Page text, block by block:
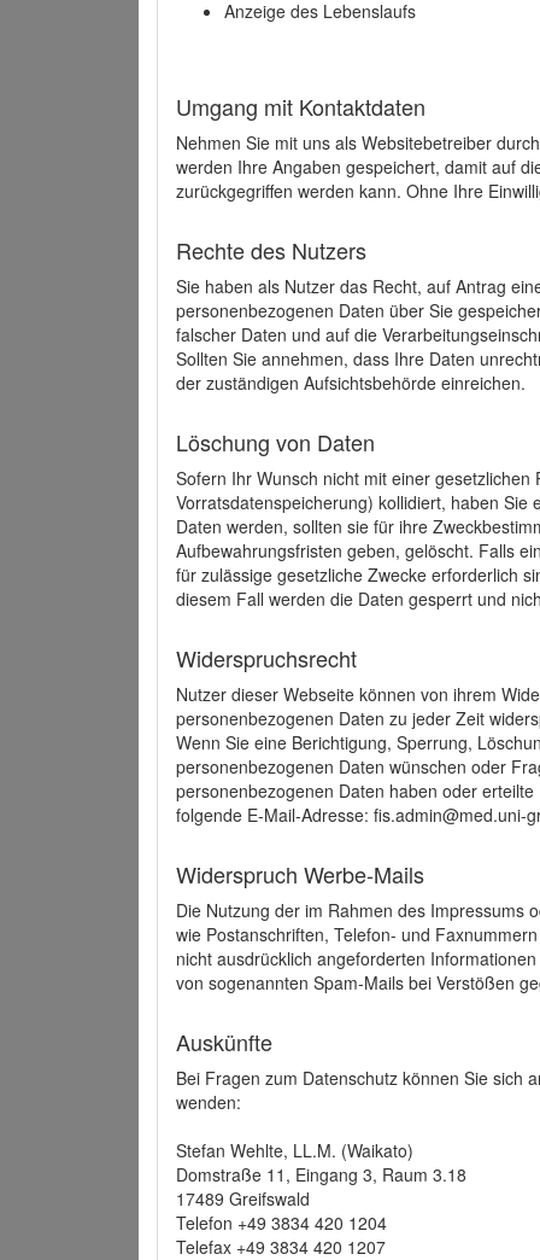
Anzeige des Lebenslaufs
Umgang mit Kontaktdaten
Nehmen Sie mit uns als Websitebetreiber
werden Ihre Angaben gespeichert, damit auf
zurückgegriffen werden kann. Ohne Ihre
Rechte des Nutzers
Sie haben als Nutzer das Recht, auf Antrag
personenbezogenen Daten über Sie
falscher Daten und auf die
Sollten Sie annehmen, dass Ihre Daten
der zuständigen Aufsichtsbehörde einreichen.
Löschung von Daten
Sofern Ihr Wunsch nicht mit einer
Vorratsdatenspeicherung) kollidiert, haben
Daten werden, sollten sie für ihre
Aufbewahrungsfristen geben, gelöscht. Falls
für zulässige gesetzliche Zwecke erforderlich
diesem Fall werden die Daten gesperrt und
Widerspruchsrecht
Nutzer dieser Webseite können von ihrem
personenbezogenen Daten zu jeder Zeit
Wenn Sie eine Berichtigung, Sperrung,
personenbezogenen Daten wünschen oder
personenbezogenen Daten haben oder
folgende E-Mail-Adresse: fis.admin@med.uni-
Widerspruch Werbe-Mails
Die Nutzung der im Rahmen des Impressums
wie Postanschriften, Telefon- und
nicht ausdrücklich angeforderten
von sogenannten Spam-Mails bei Verstößen
Auskünfte
Bei Fragen zum Datenschutz können Sie sich
wenden:
Stefan Wehlte, LL.M. (Waikato)
Domstraße 11, Eingang 3, Raum 3.18
17489 Greifswald
Telefon +49 3834 420 1204
Telefax +49 3834 420 1207